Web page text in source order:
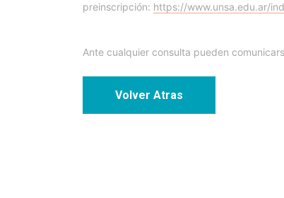
preinscripción: https://www.unsa.edu.ar/
Ante cualquier consulta pueden
Volver Atras